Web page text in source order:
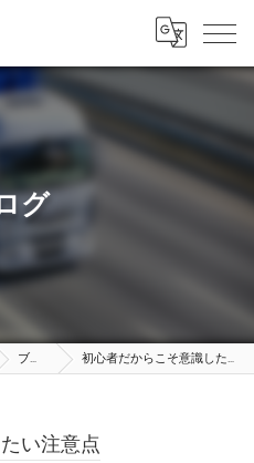
グ
ブログ 初心者だからこそ意識したい注意点
い注意点